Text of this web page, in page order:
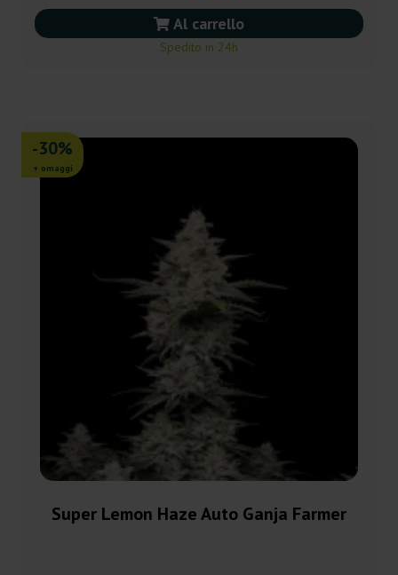
Al carrello
Spedito in 24h
-30%
+ omaggi
Super Lemon Haze Auto Ganja Farmer